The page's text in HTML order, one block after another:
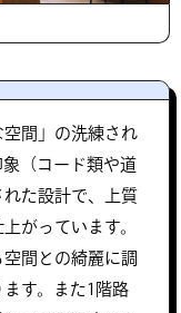
空間」の洗練され
（コード類や道
た設計で、上質
がっています。
間との綺麗に調
す。また1階路